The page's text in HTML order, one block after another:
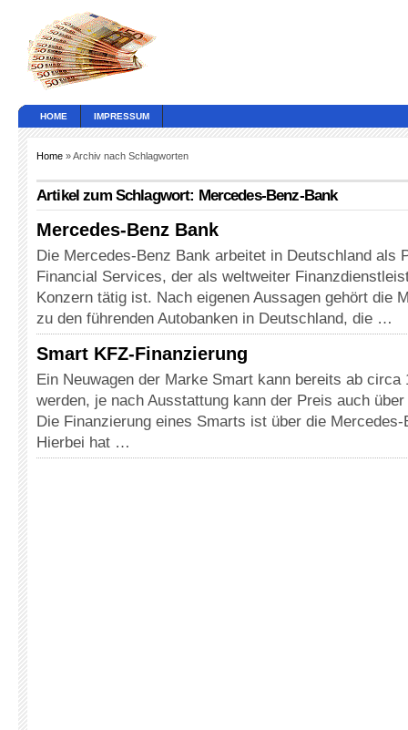
HOME IMPRESSUM
Home » Archiv nach Schlagworten
Artikel zum Schlagwort: Mercedes-Benz-Bank
Mercedes-Benz Bank
Die Mercedes-Benz Bank arbeitet in Deutschland als
Financial Services, der als weltweiter
Konzern tätig ist. Nach eigenen Aussagen gehört die
zu den führenden Autobanken in Deutschland, die …
Smart KFZ-Finanzierung
Ein Neuwagen der Marke Smart kann bereits ab circa
werden, je nach Ausstattung kann der Preis auch
Die Finanzierung eines Smarts ist über die
Hierbei hat …